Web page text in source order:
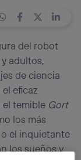
del robot
adultos,
de ciencia
eficaz
el temible Gort
los más
o el inquietante
los sueños y